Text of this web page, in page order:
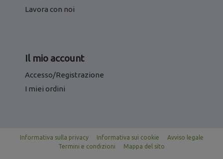
Lavora con noi
Il mio account
Accesso/Registrazione
I miei ordini
Informativa sulla privacy Informativa sui cookie
Avviso legale
Termini e condizioni
Mappa del sito